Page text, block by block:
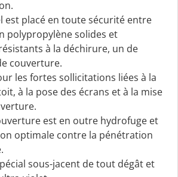
est placé en toute sécurité entre
polypropylène solides et
à la déchirure, un de
couverture.
les fortes sollicitations liées à la
à la pose des écrans et à la mise
est en outre hydrofuge et
optimale contre la pénétration
sous-jacent de tout dégât et